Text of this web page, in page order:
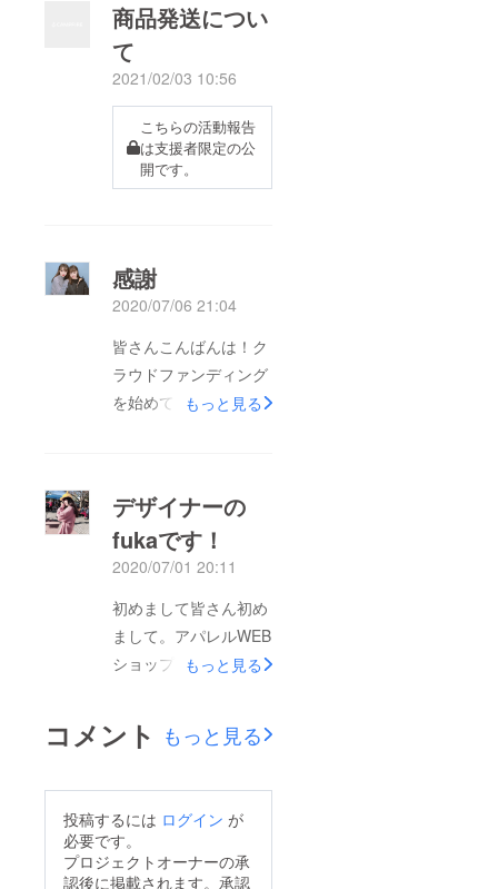
商品発送につい
て
2021/02/03 10:56
こちらの活動報告
は支援者限定の公
開です。
感謝
2020/07/06 21:04
皆さんこんばんは！ク
ラウドファンディング
を始めて１週間が経ち
感激しております。ご
支援いただいた方には
感謝の気持ちでいっぱ
いです。新しいリター
ンももうすぐ公開にな
りますので楽しみにお
待ちいただければと思
援、ご協力のほど宜し
明日も皆様が笑顔の絶
えない1日となります
ように。director
SAAYA / designer fuka
もっと見る
デザイナーの
fukaです！
2020/07/01 20:11
初めまして皆さん初め
まして。アパレルWEB
ショップ「Lailah（ラ
だきありがとうござい
告でご挨拶させていた
だきましたが、今回は
もっと見る
コメント もっと見る
投稿するには ログイン が
必要です。
プロジェクトオーナーの承
認後に掲載されます。承認